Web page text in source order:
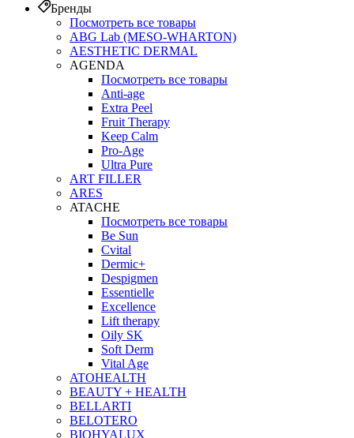
Бренды
Посмотреть все товары
ABG Lab (MESO-WHARTON)
AESTHETIC DERMAL
AGENDA
Посмотреть все товары
Anti-age
Extra Peel
Fruit Therapy
Keep Calm
Pro‑Age
Ultra Pure
ART FILLER
ARES
ATACHE
Посмотреть все товары
Be Sun
Cvital
Dermic+
Despigmen
Essentielle
Excellence
Lift therapy
Oily SK
Soft Derm
Vital Age
ATOHEALTH
BEAUTY + HEALTH
BELLARTI
BELOTERO
BIOHYALUX